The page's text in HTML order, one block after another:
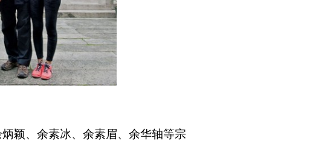
颖、余素冰、余素眉、余华轴等宗